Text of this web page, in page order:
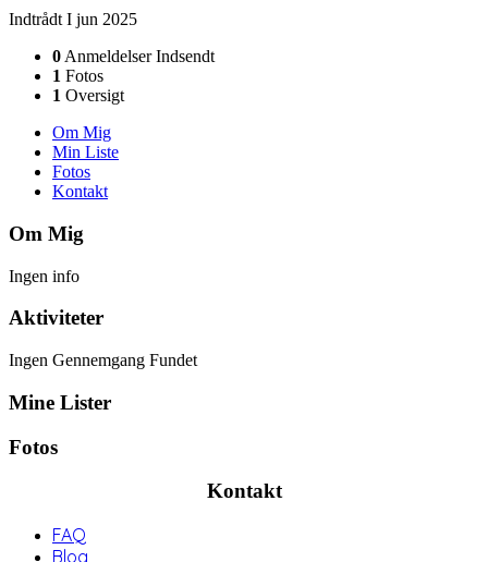
Indtrådt I jun 2025
0 Anmeldelser Indsendt
1 Fotos
1 Oversigt
Om Mig
Min Liste
Fotos
Kontakt
Om Mig
Ingen info
Aktiviteter
Ingen Gennemgang Fundet
Mine Lister
Fotos
Kontakt
FAQ
Blog